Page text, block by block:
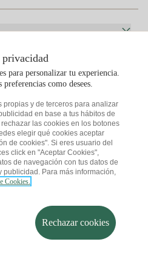
Iberdrola Clientes
legal y Política de cookies
Accesibilidad
Canal de Denuncias
para personalizar tu experiencia.
preferencias como desees.
propias y de terceros para analizar
en base a tus hábitos de
las cookies en los botones
elegir qué cookies aceptar
de cookies". Si eres usuario del
click en "Aceptar Cookies",
de navegación con tus datos de
Para más información,
Cookies.
Rechazar cookies